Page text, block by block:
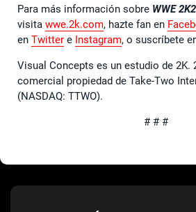
Para más información sobre WWE
visita wwe.2k.com, hazte fan en
en Twitter e Instagram, o suscríbete
Visual Concepts es un estudio de 2K.
comercial propiedad de Take-Two
(NASDAQ: TTWO).
# # #